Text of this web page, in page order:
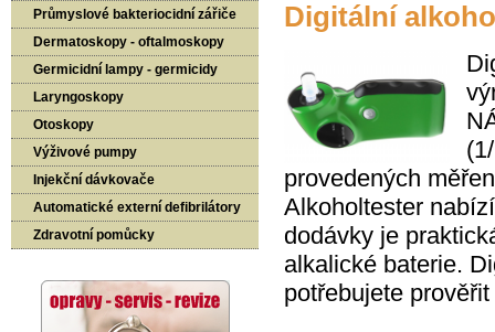
Průmyslové bakteriocidní zářiče
Dermatoskopy - oftalmoskopy
Germicidní lampy - germicidy
Laryngoskopy
Otoskopy
Výživové pumpy
Injekční dávkovače
Automatické externí defibrilátory
Zdravotní pomůcky
Digitální
provedených
Alkoholtester
dodávky je
alkalické baterie.
potřebujete